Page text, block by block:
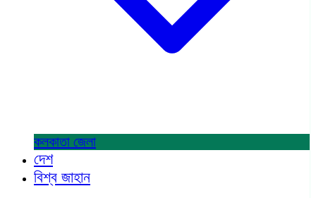
কলকাতা জেলা
দেশ
বিশ্ব জাহান